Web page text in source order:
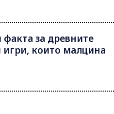
за древните
които малцина